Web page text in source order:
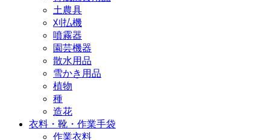
土農具
刈払機
噴霧器
園芸機器
散水用品
雪かき用品
植物
種
造花
衣料・靴・作業手袋
作業衣料